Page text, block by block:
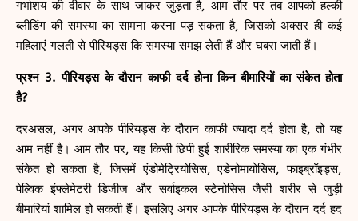
गर्भाशय की दीवार के साथ जाकर जुड़ता है, आम तौर पर तब आपको हल्की
ब्लीडिंग की समस्या का सामना करना पड़ सकता है, जिसको अक्सर ही कई
महिलाएं गलती से पीरियड्स कि समस्या समझ लेती हैं और घबरा जाती हैं।
प्रश्न 3. पीरियड्स के दौरान काफी दर्द होना किन बीमारियों का संकेत होता
है?
दरअसल, अगर आपके पीरियड्स के दौरान काफी ज्यादा दर्द होता है, तो यह
आम नहीं है। आम तौर पर, यह किसी छिपी हुई शारीरिक समस्या का एक गंभीर
संकेत हो सकता है, जिसमें एंडोमेट्रियोसिस, एडेनोमायोसिस, फाइब्रॉइड्स,
पेल्विक इंफ्लेमेटरी डिजीज और सर्वाइकल स्टेनोसिस जैसी शरीर से जुड़ी
बीमारियां शामिल हो सकती हैं। इसलिए अगर आपके पीरियड्स के दौरान दर्द हद